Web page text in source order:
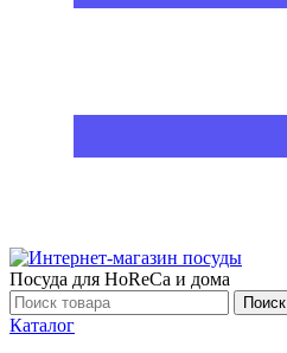
Посуда для HoReCa и дома
Поиск
Каталог